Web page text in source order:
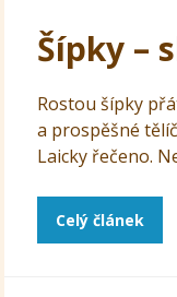
Šípky –
Rostou šípky
a prospěšné
Laicky řečeno.
Celý článek